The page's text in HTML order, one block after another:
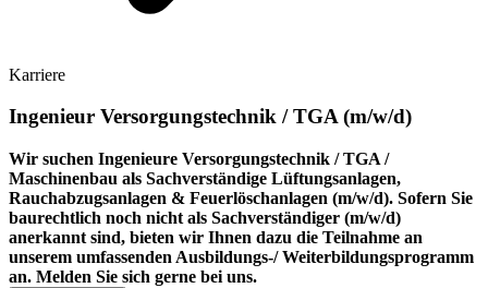
Karriere
Ingenieur Versorgungstechnik / TGA (m/w/d)
Wir suchen Ingenieure Versorgungstechnik / TGA /
Maschinenbau als Sachverständige Lüftungsanlagen,
Rauchabzugsanlagen & Feuerlöschanlagen (m/w/d). Sofern Sie
baurechtlich noch nicht als Sachverständiger (m/w/d)
anerkannt sind, bieten wir Ihnen dazu die Teilnahme an
unserem umfassenden Ausbildungs-/ Weiterbildungsprogramm
an. Melden Sie sich gerne bei uns.